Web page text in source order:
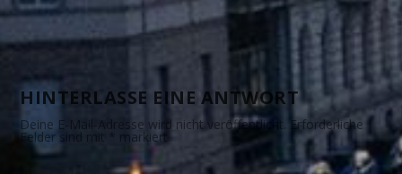
HINTERLASSE EINE ANTWORT
Deine E-Mail-Adresse wird nicht veröffentlicht. Erforderliche
Felder sind mit markiert